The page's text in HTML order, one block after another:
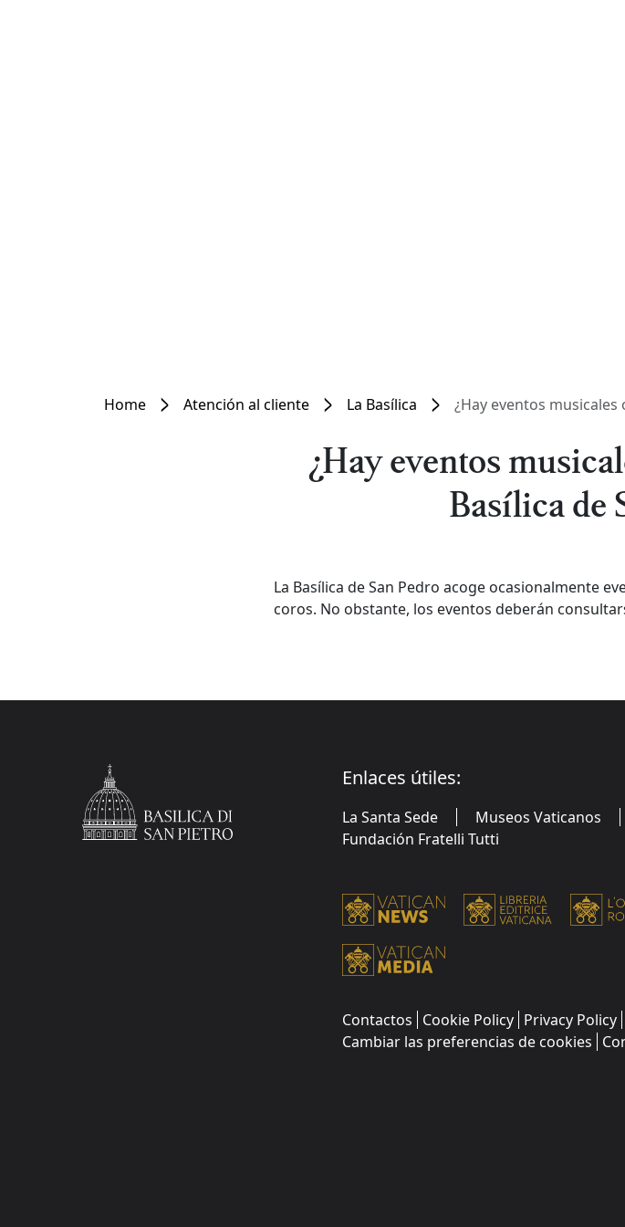
Home Atención al cliente La Basílica ¿Hay eventos musicales
¿Hay eventos
Basílica de
La Basílica de San Pedro acoge ocasionalmente
coros. No obstante, los eventos deberán
Enlaces útiles:
La Santa Sede Museos Vaticanos
Fundación Fratelli Tutti
Contactos Cookie Policy Privacy Policy
Cambiar las preferencias de cookies